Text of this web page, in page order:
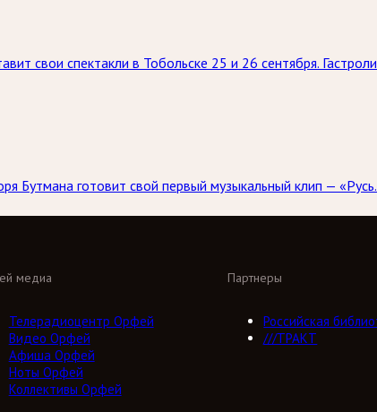
свои спектакли в Тобольске 25 и 26 сентября.
Бутмана готовит свой первый музыкальный клип —
медиа
Телерадиоцентр Орфей
Видео Орфей
Афиша Орфей
Ноты Орфей
Коллективы Орфей
Партнеры
Российская
///ТРАКТ